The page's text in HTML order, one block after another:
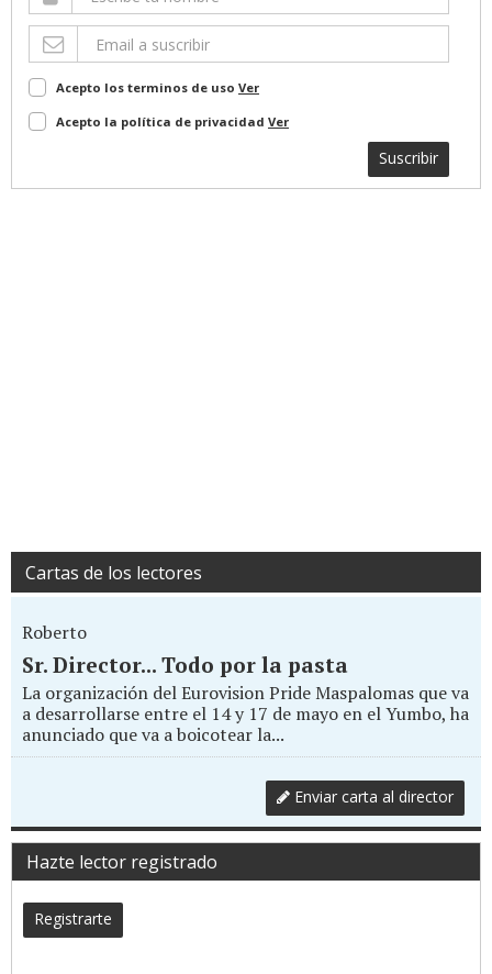
Acepto los terminos de uso Ver
Acepto la política de privacidad Ver
Suscribir
Cartas de los lectores
Roberto
Sr. Director... Todo por la pasta
La organización del Eurovision Pride Maspalomas que va
a desarrollarse entre el 14 y 17 de mayo en el Yumbo, ha
anunciado que va a boicotear la...
Enviar carta al director
Hazte lector registrado
Registrarte